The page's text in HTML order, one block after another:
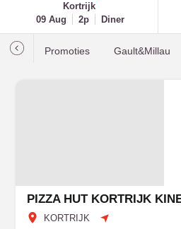
Kortrijk
09 Aug
2p Diner
Promoties Gault&Millau
KORTRIJK